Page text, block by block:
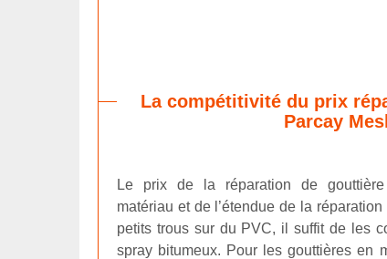
La compétitivité du prix
Parcay
Le prix de la réparation de
matériau et de l’étendue de la
petits trous sur du PVC, il suffit de les
spray bitumeux. Pour les gouttières en